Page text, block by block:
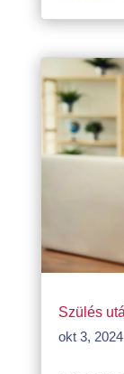
Szülés
okt 3, 2024